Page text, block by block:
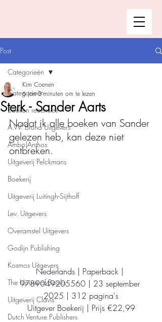
Post
Categorieën
Boeken recensies
A.W. Bruna Uitgevers
Ambo|Anthos
Uitgeverij Pelckmans
Boekerij
Uitgeverij Luitingh-Sijthoff
Lev. Uitgevers
Overamstel Uitgevers
Godijn Publishing
Kosmos Uitgevers
The House of Books
Uitgeverij Clavis
Dutch Venture Publishers
Categorieën
Sterk - Sander Aarts
Kim Coenen
6 jan 3 minuten om te lezen
Nadat ik alle boeken van Sander
gelezen heb, kan deze niet
ontbreken.
Nederlands | Paperback |
9789049205560 | 23 september
2025 | 312 pagina's
Uitgever Boekerij | Prijs €22,99